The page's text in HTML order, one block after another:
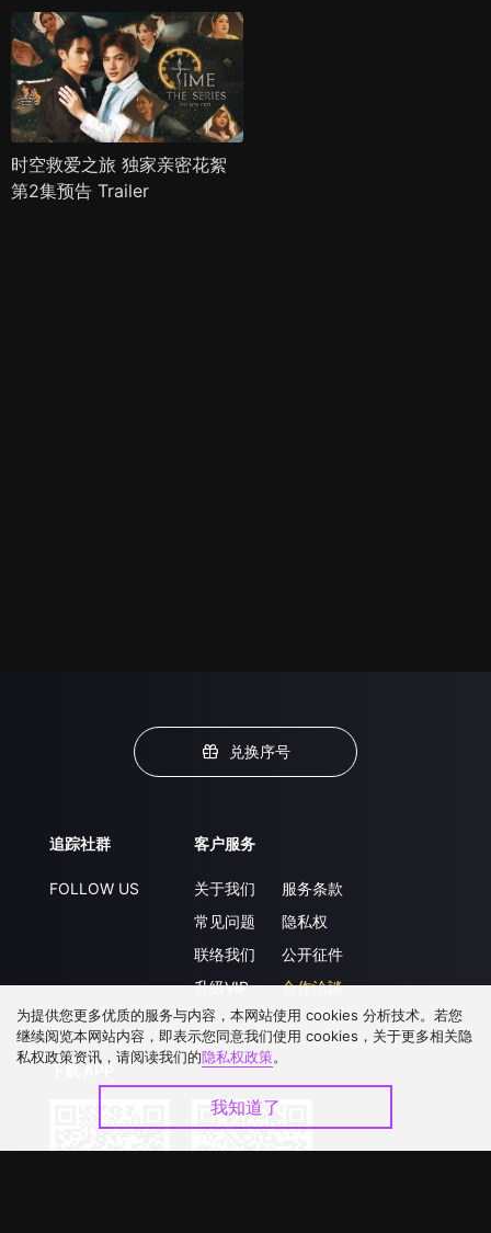
时空救爱之旅 独家亲密花絮
第2集预告 Trailer
兑换序号
追踪社群
FOLLOW US
客户服务
关于我们
常见问题
联络我们
升级VIP
服务条款
隐私权
公开征件
合作洽談
下载 APP
为提供您更多优质的服务与内容，本网站使用 cookies 分析技术。若您
继续阅览本网站内容，即表示您同意我们使用 cookies，关于更多相关隐
私权政策资讯，请阅读我们的隐私权政策。
我知道了